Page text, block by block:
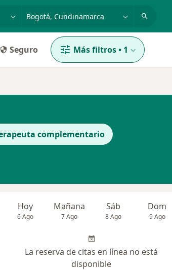
o nombre
p. ej. Bogotá
Seguro Más filtros• 1
complementario
Hoy
6 Ago
Mañana
7 Ago
Sáb
8 Ago
Dom
9 Ago
La reserva de citas en línea no está
disponible